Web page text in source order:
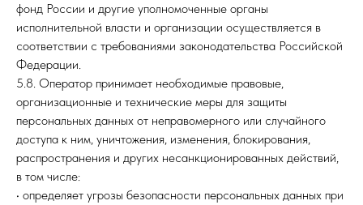
фонд России и другие уполномоченные органы
исполнительной власти и организации осуществляется в
соответствии с требованиями законодательства Российской
Федерации.
5.8. Оператор принимает необходимые правовые,
организационные и технические меры для защиты
персональных данных от неправомерного или случайного
доступа к ним, уничтожения, изменения, блокирования,
распространения и других несанкционированных действий,
в том числе:
• определяет угрозы безопасности персональных данных при